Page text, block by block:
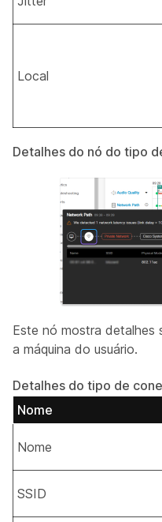
Local
Detalhes do nó do tipo
Este nó mostra
a máquina do usuário.
Detalhes do tipo de
Nome
Nome
SSID